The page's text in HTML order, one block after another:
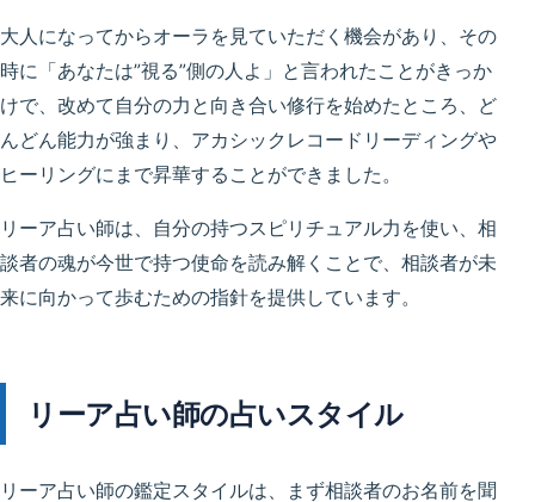
大人になってからオーラを見ていただく機会があり、その
時に「あなたは”視る”側の人よ」と言われたことがきっか
けで、改めて自分の力と向き合い修行を始めたところ、ど
んどん能力が強まり、アカシックレコードリーディングや
ヒーリングにまで昇華することができました。
リーア占い師は、自分の持つスピリチュアル力を使い、相
談者の魂が今世で持つ使命を読み解くことで、相談者が未
来に向かって歩むための指針を提供しています。
リーア占い師の占いスタイル
リーア占い師の鑑定スタイルは、まず相談者のお名前を聞